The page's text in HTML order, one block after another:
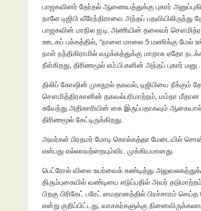
பாஜகவினர் தேர்தல் ஆணையத்துக்கு புகார்
நாளே டிஜிபி வீரேந்திராவை அந்தப்
பாஜகவின் மாநில ஐ.டி. அணியின் தலைவர்
ஊடகப் பக்கத்தில், “நாளை மாலை 5 மணிக்கு மேல்
நாள் நந்திகிராமில் வழக்கத்துக்கு மாறாக ஏதோ
நீள்கிறது, திரிணமூல் எம்.பி.களின் அந்தப் புகார் மனு .
திலிப் கோஷின் முகநூல் தகவல், டிஜிபியை நீக்கும்
சௌமித்திரகானின் தகவல்பரிமாற்றம், மம்தா
சுவேந்து அதிகாரியின் கை இருப்பதாகவும்
திரிணமூல் கேட்டிருக்கிறது.
அவர்கள் பிரதமர் மோடி கொல்கத்தா மேடையில்
என்பது எல்லாவற்றையும்விட முக்கியமானது.
பெட்ரோல் விலை உயர்வைக் கண்டித்து
திரும்புகையில் வண்டியை எடுப்பதில் அவர்
பிறகு பிரிகேட் பரேட் மைதானத்தில் பிரச்சாரம்
என்று குறிப்பிட்டது, வாசகர்களுக்கு